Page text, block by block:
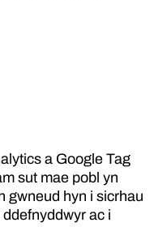
a Google Tag
sut mae pobl yn
gwneud hyn i sicrhau
ac i